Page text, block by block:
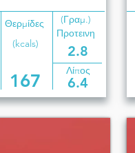
Θερμίδες
(kcals)
Προτεινη
2.8
(Γραμ.)
167 Λίπος
6.4